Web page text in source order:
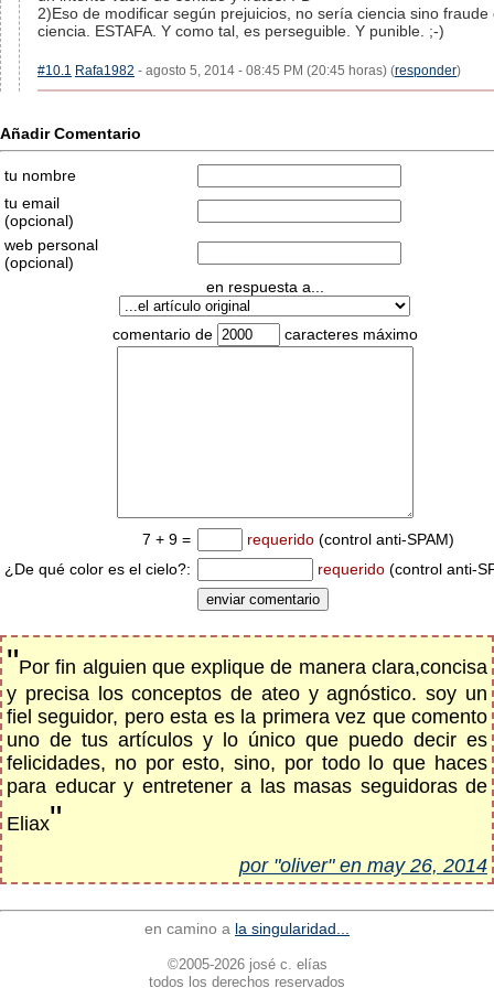
2)Eso de modificar según prejuicios, no sería ciencia sino fraude
ciencia. ESTAFA. Y como tal, es perseguible. Y punible. ;-)
#10.1 Rafa1982 - agosto 5, 2014 - 08:45 PM (20:45 horas) (responder)
Añadir Comentario
tu nombre
tu email
(opcional)
web personal
(opcional)
en respuesta a...
comentario de caracteres máximo
7 + 9 = requerido (control anti-SPAM)
¿De qué color es el cielo?:
requerido (control anti-
"Por fin alguien que explique de manera clara,concisa
y precisa los conceptos de ateo y agnóstico. soy un
fiel seguidor, pero esta es la primera vez que comento
uno de tus artículos y lo único que puedo decir es
felicidades, no por esto, sino, por todo lo que haces
para educar y entretener a las masas seguidoras de
Eliax"
por "oliver" en may 26, 2014
en camino a la singularidad...
©2005-2026 josé c. elías
todos los derechos reservados